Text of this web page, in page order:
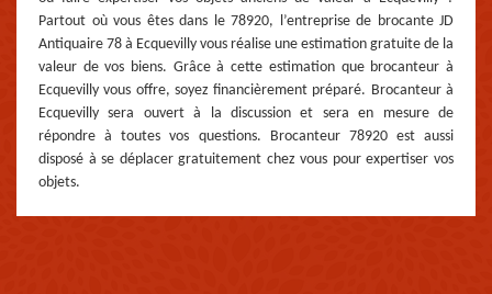
Partout où vous êtes dans le 78920, l’entreprise de brocante JD
Antiquaire 78 à Ecquevilly vous réalise une estimation gratuite de la
valeur de vos biens. Grâce à cette estimation que brocanteur à
Ecquevilly vous offre, soyez financièrement préparé. Brocanteur à
Ecquevilly sera ouvert à la discussion et sera en mesure de
répondre à toutes vos questions. Brocanteur 78920 est aussi
disposé à se déplacer gratuitement chez vous pour expertiser vos
objets.